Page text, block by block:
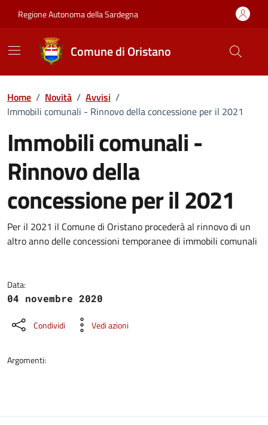
Regione Autonoma della Sardegna
Comune di Oristano
Home / Novità / Avvisi /
Immobili comunali - Rinnovo della concessione per il 2021
Immobili comunali -
Rinnovo della
concessione per il 2021
Dettagli della notizia
Per il 2021 il Comune di Oristano procederà al rinnovo di un
altro anno delle concessioni temporanee di immobili comunali
Data:
04 novembre 2020
Condividi Vedi azioni
Argomenti: